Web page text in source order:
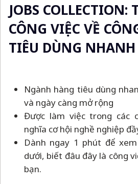
JOBS COLLECTION:
CÔNG VIỆC VỀ
TIÊU DÙNG NHANH
Ngành hàng tiêu dùng
và ngày càng mở rộng
Được làm việc trong các
nghĩa cơ hội nghề nghiệp
Dành ngay 1 phút để
dưới, biết đâu đây là công
bạn.